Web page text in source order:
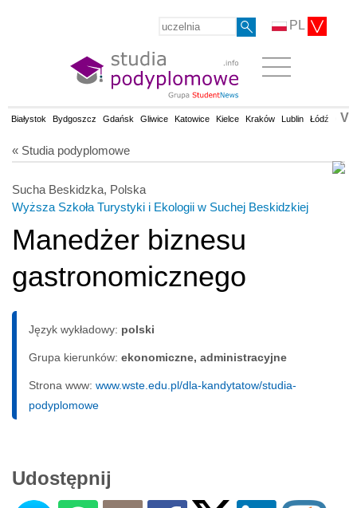
PL
Białystok Bydgoszcz Gdańsk Gliwice Katowice Kielce Kraków Lublin Łódź V
« Studia podyplomowe
Sucha Beskidzka, Polska
Wyższa Szkoła Turystyki i Ekologii w Suchej Beskidzkiej
Manedżer biznesu
gastronomicznego
Język wykładowy: polski
Grupa kierunków: ekonomiczne, administracyjne
Strona www: www.wste.edu.pl/dla-kandytatow/studia-
podyplomowe
Udostępnij